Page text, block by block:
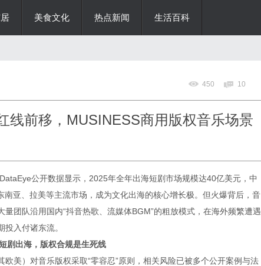
美食文化 热点新闻 生活百科
450 10
线前移，MUSINESS商用版权音乐场景
公开数据显示，2025年全年出海短剧市场规模达40亿美元，中
南亚、拉美等主流市场，成为文化出海的核心增长极。但火爆背后，音
团队沿用国内“抖音热歌、流媒体BGM”的粗放模式，在海外频繁遭遇
入付诸东流。
剧出海，版权合规是生死线
美）对音乐版权采取“零容忍”原则，相关风险已被多个公开案例与法